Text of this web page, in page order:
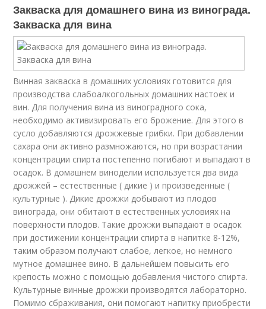
Закваска для домашнего вина из винограда.
Закваска для вина
Винная закваска в домашних условиях готовится для
производства слабоалкогольных домашних настоек и
вин. Для получения вина из виноградного сока,
необходимо активизировать его брожение. Для этого в
сусло добавляются дрожжевые грибки. При добавлении
сахара они активно размножаются, но при возрастании
концентрации спирта постепенно погибают и выпадают в
осадок. В домашнем виноделии используется два вида
дрожжей – естественные ( дикие ) и произведенные (
культурные ). Дикие дрожжи добывают из плодов
винограда, они обитают в естественных условиях на
поверхности плодов. Такие дрожжи выпадают в осадок
при достижении концентрации спирта в напитке 8-12%,
таким образом получают слабое, легкое, но немного
мутное домашнее вино. В дальнейшем повысить его
крепость можно с помощью добавления чистого спирта.
Культурные винные дрожжи производятся лабораторно.
Помимо сбраживания, они помогают напитку приобрести